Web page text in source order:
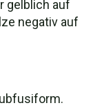
gelblich auf
negativ auf